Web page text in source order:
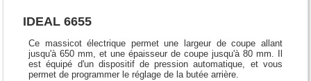
IDEAL 6655
Ce massicot électrique permet une largeur de coupe allant
jusqu'à 650 mm, et une épaisseur de coupe jusqu'à 80 mm. Il
est équipé d'un dispositif de pression automatique, et vous
permet de programmer le réglage de la butée arrière.